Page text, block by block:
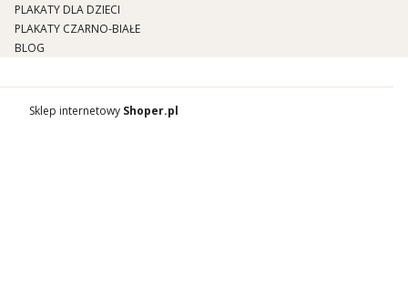
PLAKATY DLA DZIECI
PLAKATY CZARNO-BIAŁE
BLOG
Sklep internetowy Shoper.pl